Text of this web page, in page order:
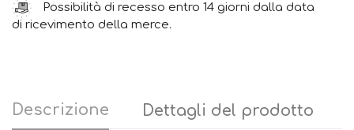
Possibilità di recesso entro 14 giorni dalla data
di ricevimento della merce.
Descrizione Dettagli del prodotto